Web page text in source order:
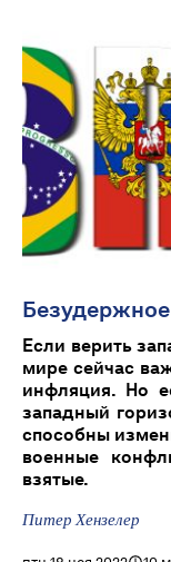
Если верить
мире сейчас
инфляция. Но
западный
способны
военные
взятые.
Питер Хензелер